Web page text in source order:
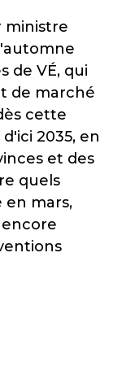
ministre
de VÉ, qui
de marché
cette
2035, en
et des
quels
en mars,